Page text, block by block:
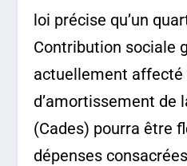
loi précise qu’un
Contribution sociale
actuellement affecté
d’amortissement de
(Cades) pourra être
dépenses